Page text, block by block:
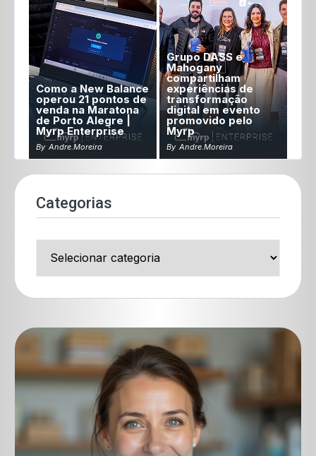
Como a New Balance
operou 21 pontos de
venda na Maratona
de Porto Alegre |
Myrp Enterprise
By Andre.moreira
Grupo DASS e
Mahogany
compartilham
experiências de
transformação
digital em evento
promovido pelo
Myrp
By Andre.moreira
Categorias